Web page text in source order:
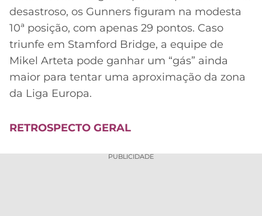
desastroso, os Gunners figuram na modesta
10ª posição, com apenas 29 pontos. Caso
triunfe em Stamford Bridge, a equipe de
Mikel Arteta pode ganhar um “gás” ainda
maior para tentar uma aproximação da zona
da Liga Europa.
RETROSPECTO GERAL
PUBLICIDADE